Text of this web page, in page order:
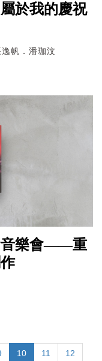
於我的慶祝
帆．潘珈汶
音樂會——重
10 11 12